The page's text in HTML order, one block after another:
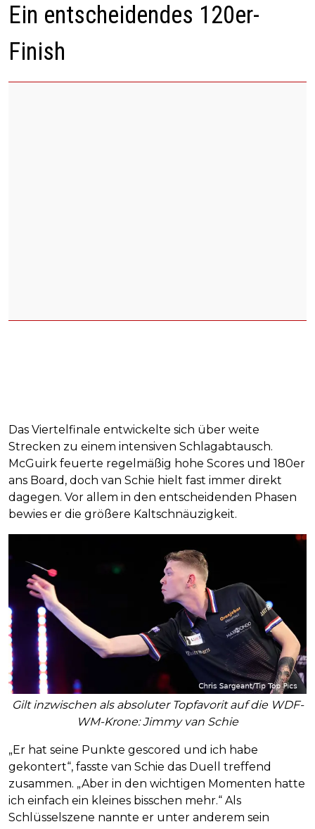
Ein entscheidendes 120er-
Finish
Das Viertelfinale entwickelte sich über weite
Strecken zu einem intensiven Schlagabtausch.
McGuirk feuerte regelmäßig hohe Scores und 180er
ans Board, doch van Schie hielt fast immer direkt
dagegen. Vor allem in den entscheidenden Phasen
bewies er die größere Kaltschnäuzigkeit.
Gilt inzwischen als absoluter Topfavorit auf die WDF-
WM-Krone: Jimmy van Schie
„Er hat seine Punkte gescored und ich habe
gekontert“, fasste van Schie das Duell treffend
zusammen. „Aber in den wichtigen Momenten hatte
ich einfach ein kleines bisschen mehr.“ Als
Schlüsselszene nannte er unter anderem sein